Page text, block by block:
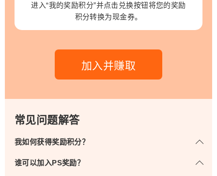
进入“我的奖励积分”并点击兑换按钮将您的奖励
积分转换为现金券。
加入并赚取
常见问题解答
我如何获得奖励积分？
谁可以加入PS奖励？